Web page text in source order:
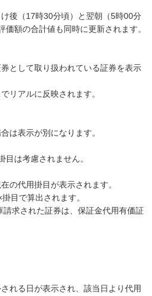
後（17時30分頃）と翌朝（5時00分
額の合計値も同時に更新されます。
として取り扱われている証券を表示
リアルに反映されます。
は表示が別になります。
は考慮されません。
の代用掛目が表示されます。
目で算出されます。
求された証券は、保証金代用有価証
れる日が表示され、該当日より代用